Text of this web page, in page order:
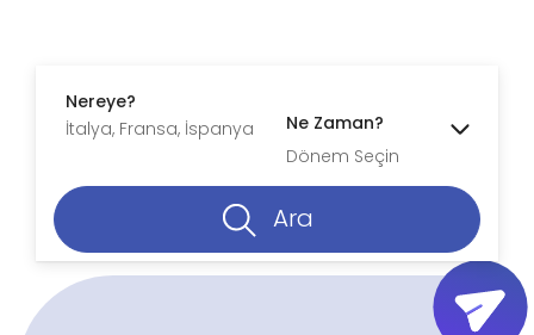
Nereye?
Ne Zaman?
Dönem Seçin
Ara